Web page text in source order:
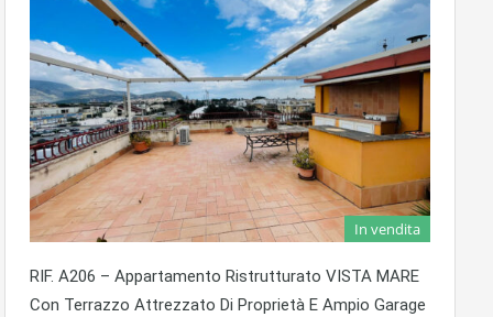
In vendita
RIF. A206 – Appartamento Ristrutturato VISTA MARE
Con Terrazzo Attrezzato Di Proprietà E Ampio Garage